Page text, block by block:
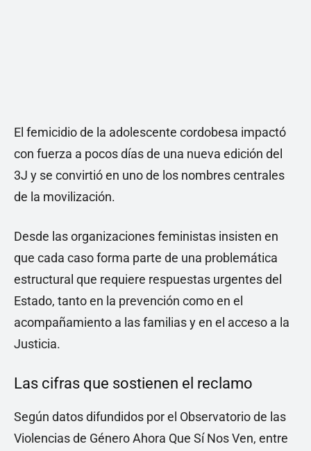
El femicidio de la adolescente cordobesa impactó
con fuerza a pocos días de una nueva edición del
3J y se convirtió en uno de los nombres centrales
de la movilización.
Desde las organizaciones feministas insisten en
que cada caso forma parte de una problemática
estructural que requiere respuestas urgentes del
Estado, tanto en la prevención como en el
acompañamiento a las familias y en el acceso a la
Justicia.
Las cifras que sostienen el reclamo
Según datos difundidos por el Observatorio de las
Violencias de Género Ahora Que Sí Nos Ven, entre